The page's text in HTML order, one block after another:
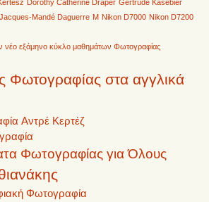
Dorothy Catherine Draper Gertrude Käsebier
Mandé Daguerre M Nikon D7000 Nikon D7200
νέο εξάμηνο κύκλο μαθημάτων Φωτογραφίας
Φωτογραφίας στα αγγλικά
Αντρέ Κερτέζ
Φωτογραφίας για Όλους
Φωτογραφία